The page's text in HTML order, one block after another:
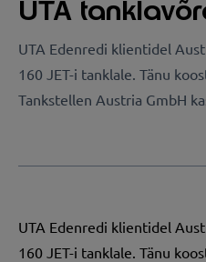
UTA
UTA Edenredi klientidel
160 JET-i tanklale. Tänu
Tankstellen Austria GmbH
UTA Edenredi klientidel
160 JET-i tanklale. Tänu